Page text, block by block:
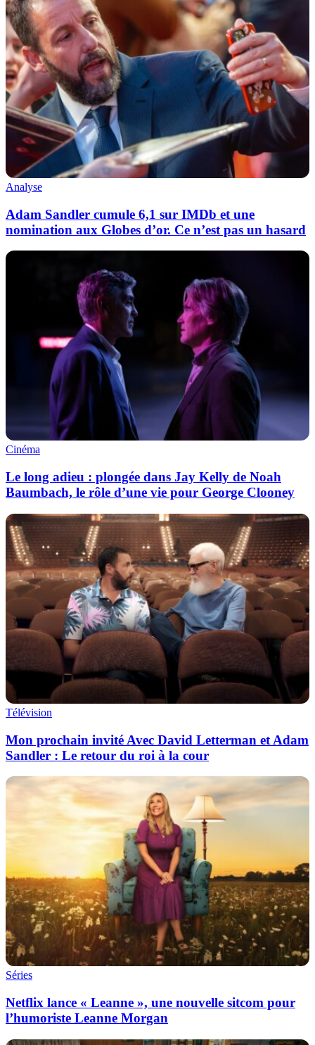
Analyse
Adam Sandler cumule 6,1 sur IMDb et une
nomination aux Globes d’or. Ce n’est pas un hasard
Cinéma
Le long adieu : plongée dans Jay Kelly de Noah
Baumbach, le rôle d’une vie pour George Clooney
Télévision
Mon prochain invité Avec David Letterman et Adam
Sandler : Le retour du roi à la cour
Séries
Netflix lance « Leanne », une nouvelle sitcom pour
l’humoriste Leanne Morgan